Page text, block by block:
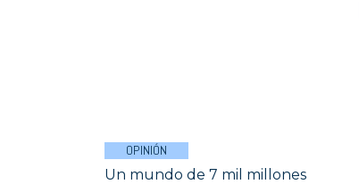
OPINIÓN
Un mundo de 7 mil millones